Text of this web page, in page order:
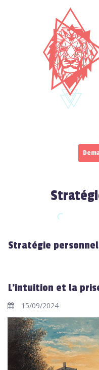
Stratégie
L'intuition et la
15/09/2024